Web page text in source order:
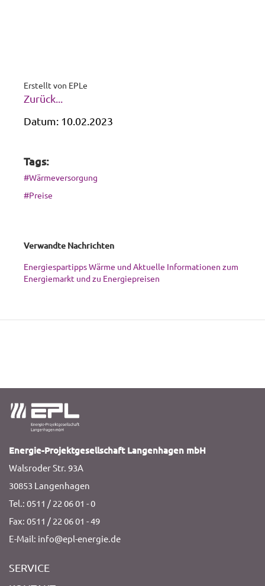
Erstellt von EPLe
Zurück...
Datum: 10.02.2023
Tags:
#Wärmeversorgung
#Preise
Verwandte Nachrichten
Energiespartipps Wärme und Aktuelle Informationen zum
Energiemarkt und zu Energiepreisen
Energie-Projektgesellschaft Langenhagen mbH
Walsroder Str. 93A
30853 Langenhagen
Tel.: 0511 / 22 06 01 - 0
Fax: 0511 / 22 06 01 - 49
E-Mail: info@epl-energie.de
SERVICE